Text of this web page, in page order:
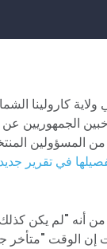
كارولينا
الجمهوريين
المسؤولين
في تقرير
أنه "لم يكن كذلك
إن الوقت